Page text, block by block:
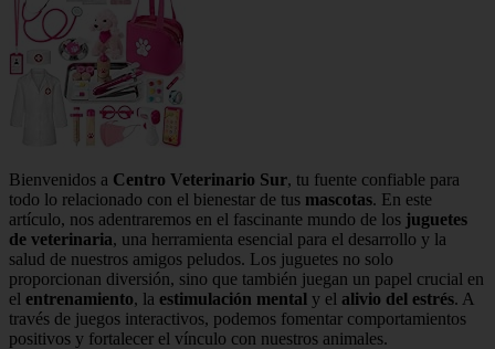
Bienvenidos a Centro Veterinario Sur, tu fuente confiable para
todo lo relacionado con el bienestar de tus mascotas. En este
artículo, nos adentraremos en el fascinante mundo de los juguetes
de veterinaria, una herramienta esencial para el desarrollo y la
salud de nuestros amigos peludos. Los juguetes no solo
proporcionan diversión, sino que también juegan un papel crucial en
el entrenamiento, la estimulación mental y el alivio del estrés. A
través de juegos interactivos, podemos fomentar comportamientos
positivos y fortalecer el vínculo con nuestros animales.